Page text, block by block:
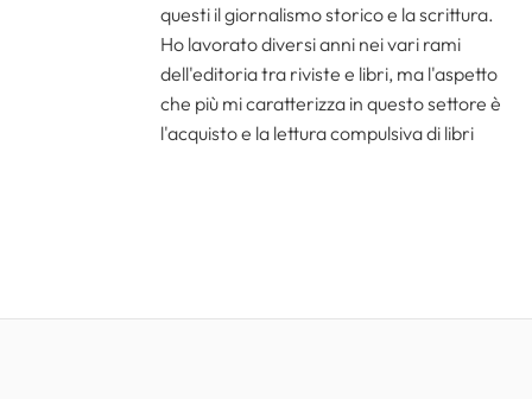
questi il giornalismo storico e la scrittura.
Ho lavorato diversi anni nei vari rami
dell'editoria tra riviste e libri, ma l'aspetto
che più mi caratterizza in questo settore è
l'acquisto e la lettura compulsiva di libri